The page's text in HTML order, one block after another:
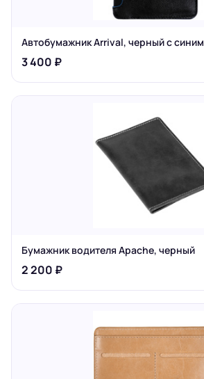
Автобумажник Arrival, черный с синим
3 400 ₽
Бумажник водителя Apache, черный
2 200 ₽